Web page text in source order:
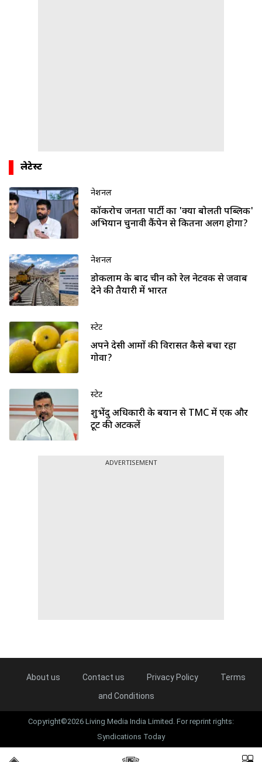
लेटेस्ट
नेशनल
कॉकरोच जनता पार्टी का 'क्या बोलती पब्लिक'
अभियान चुनावी कैंपेन से कितना अलग होगा?
नेशनल
डोकलाम के बाद चीन को रेल नेटवर्क से जवाब
देने की तैयारी में भारत
स्टेट
अपने देसी आमों की विरासत कैसे बचा रहा
गोवा?
स्टेट
शुभेंदु अधिकारी के बयान से TMC में एक और
टूट की अटकलें
ADVERTISEMENT
About us Contact us Privacy Policy
Terms
and Conditions
Copyright©2026 Living Media India Limited. For reprint rights:
Syndications Today